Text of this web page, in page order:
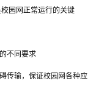
园网正常运行的关键
不同要求
传输，保证校园网各种应